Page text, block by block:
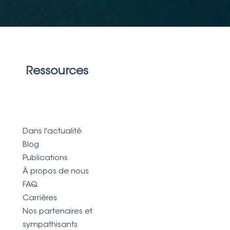
Ressources
Dans l'actualité
Blog
Publications
À propos de nous
FAQ
Carrières
Nos partenaires et
sympathisants